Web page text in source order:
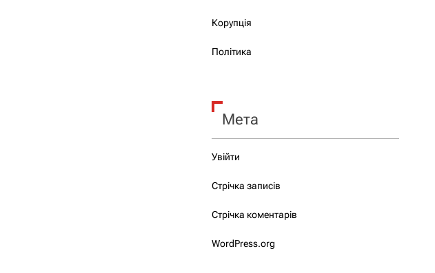
Корупція
Політика
Мета
Увійти
Стрічка записів
Стрічка коментарів
WordPress.org